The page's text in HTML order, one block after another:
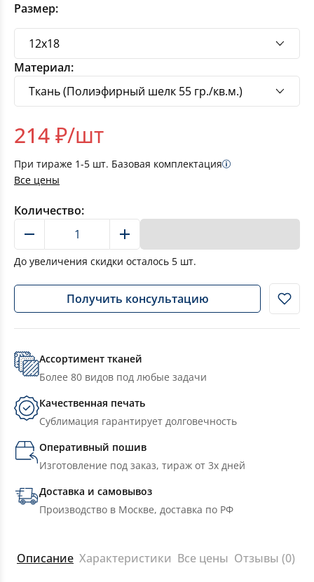
Размер:
Материал:
214₽/шт
При тираже 1-5 шт. Базовая комплектация
Все цены
Количество:
До увеличения скидки осталось 5 шт.
Получить консультацию
Ассортимент тканей
Более 80 видов под любые задачи
Качественная печать
Сублимация гарантирует долговечность
Оперативный пошив
Изготовление под заказ, тираж от 3х дней
Доставка и самовывоз
Производство в Москве, доставка по РФ
Описание Характеристики Все цены Отзывы (0)